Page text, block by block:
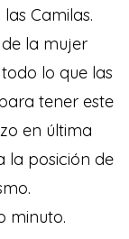
Camilas.
la mujer
lo que las
tener este
en última
la posición de
minuto.